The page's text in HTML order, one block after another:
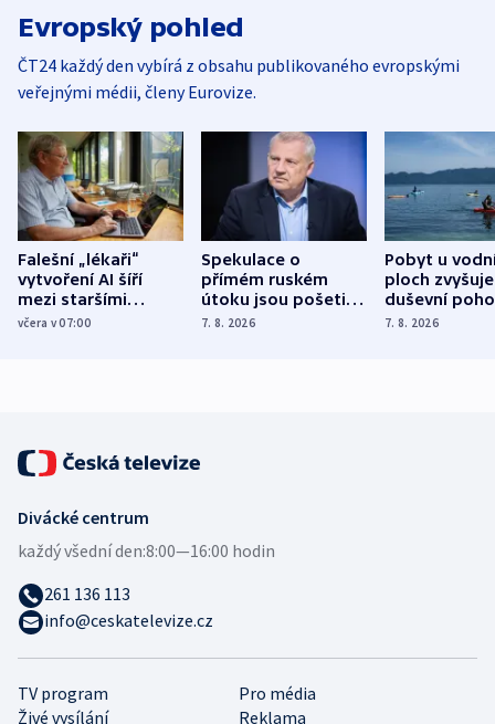
Evropský pohled
ČT24 každý den vybírá z obsahu publikovaného evropskými
veřejnými médii, členy Eurovize.
Falešní „lékaři“
vytvoření AI šíří
mezi staršími
Poláky nebezpečné
včera v 07:00
Spekulace o
přímém ruském
útoku jsou pošetilé,
míní estonský
7. 8. 2026
Pobyt u
ploch zvyšuje
duševní
ukázala
7. 8. 2026
TV program
Pro média
Živé vysílání
Reklama
Divácké centrum
každý všední den:8:00—16:00 hodin
261 136 113
info@ceskatelevize.cz